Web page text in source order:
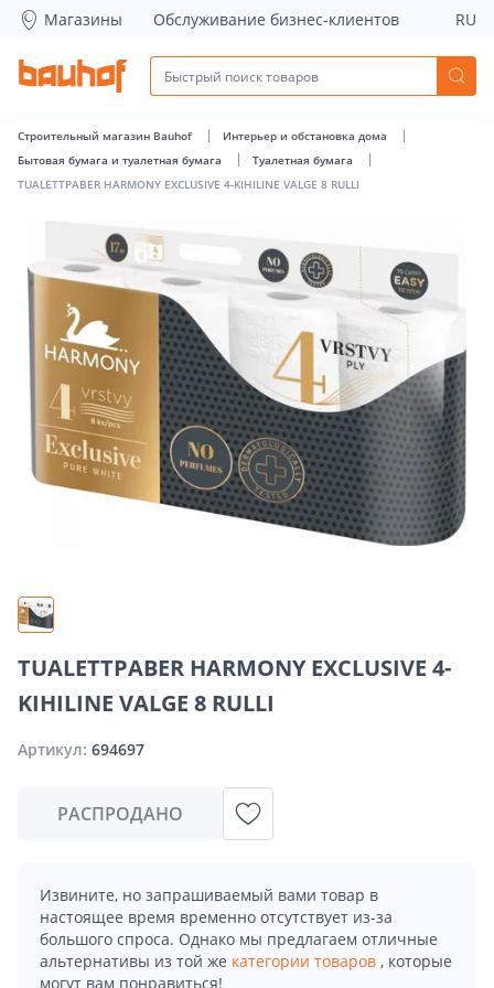
TUALETTPABER HARMONY EXCLUSIVE 4-KIHILINE VALGE 8
Магазины Обслуживание бизнес-клиентов RU
Строительный магазин Bauhof
Интерьер и обстановка дома
Бытовая бумага и туалетная бумага
Туалетная бумага
TUALETTPABER HARMONY EXCLUSIVE 4-KIHILINE VALGE 8 RULLI
TUALETTPABER HARMONY EXCLUSIVE 4-
KIHILINE VALGE 8 RULLI
Артикул: 694697
РАСПРОДАНО
Извините, но запрашиваемый вами товар в
настоящее время временно отсутствует из-за
большого спроса. Однако мы предлагаем отличные
альтернативы из той же категории товаров , которые
могут вам понравиться!